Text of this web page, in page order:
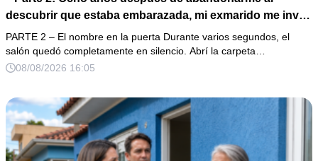
descubrir que estaba embarazada, mi exmarido me invitó
a la cena de Navidad convencido de que podría burlarse
de la mujer a la que creía una fracasada y sin hijos. Lo
que jamás imaginó fue que esa noche sería él quien
PARTE 2 – El nombre en la puerta Durante varios segundos, el
salón quedó completamente en silencio. Abrí la carpeta…
08/08/2026 16:05